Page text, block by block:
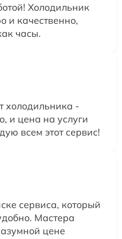
Холодильник
и качественно,
часы.
холодильника -
и цена на услуги
всем этот сервис!
сервиса, который
Мастера
цене